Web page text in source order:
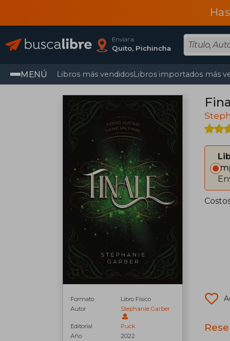
Enviar a
Quito, Pichincha
MENÚ Libros más vendidosLibros importados más
Formato
Libro Físico
Autor
Stephanie Garber
Editorial
Puck
Año
2022